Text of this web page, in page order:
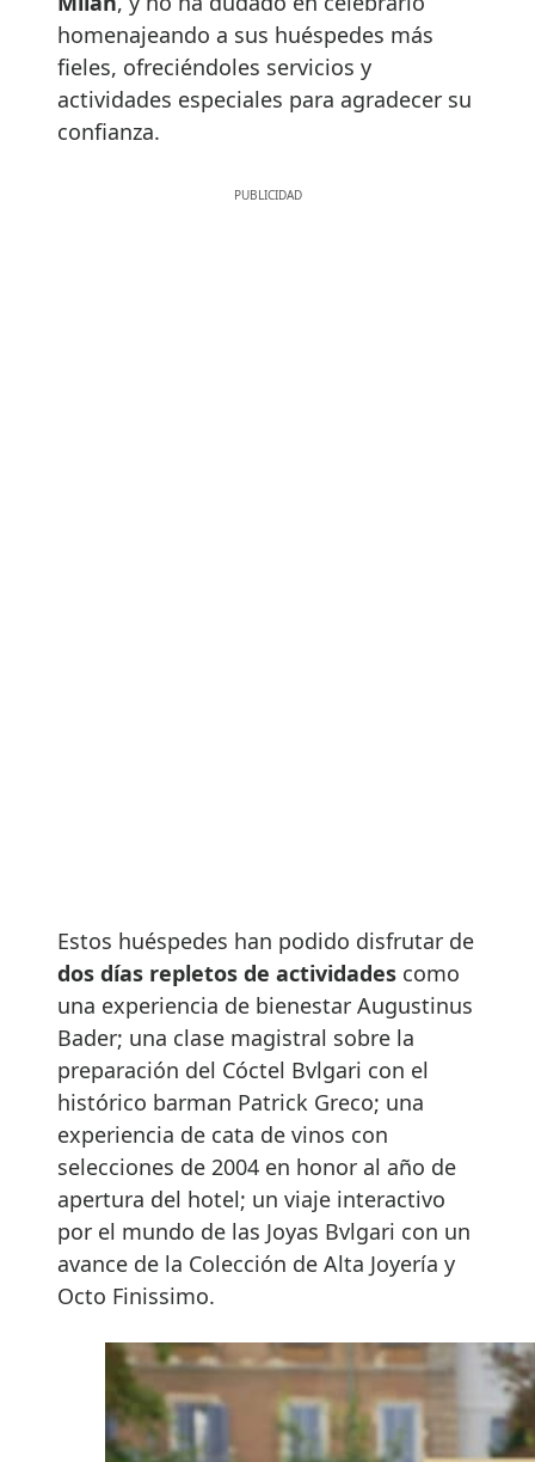
homenajeando a sus huéspedes más
fieles, ofreciéndoles servicios y
actividades especiales para agradecer su
confianza.
Estos huéspedes han podido disfrutar de
dos días repletos de actividades como
una experiencia de bienestar Augustinus
Bader; una clase magistral sobre la
preparación del Cóctel Bvlgari con el
histórico barman Patrick Greco; una
experiencia de cata de vinos con
selecciones de 2004 en honor al año de
apertura del hotel; un viaje interactivo
por el mundo de las Joyas Bvlgari con un
avance de la Colección de Alta Joyería y
Octo Finissimo.